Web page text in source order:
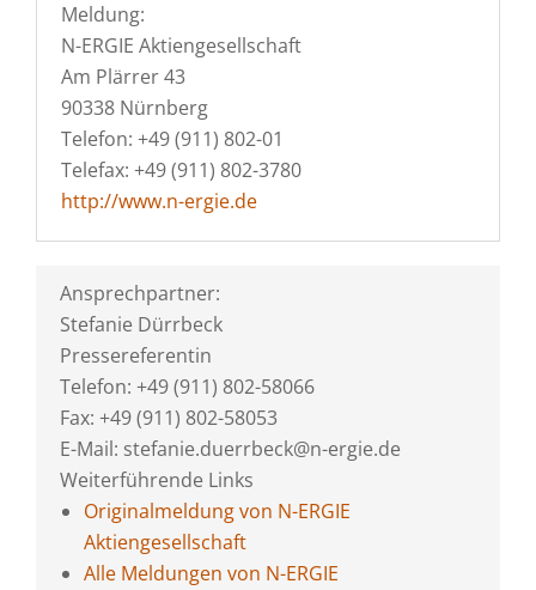
Meldung:
N-ERGIE Aktiengesellschaft
Am Plärrer 43
90338 Nürnberg
Telefon: +49 (911) 802-01
Telefax: +49 (911) 802-3780
http://www.n-ergie.de
Ansprechpartner:
Stefanie Dürrbeck
Pressereferentin
Telefon: +49 (911) 802-58066
Fax: +49 (911) 802-58053
E-Mail: stefanie.duerrbeck@n-ergie.de
Weiterführende Links
Originalmeldung von N-ERGIE
Aktiengesellschaft
Alle Meldungen von N-ERGIE